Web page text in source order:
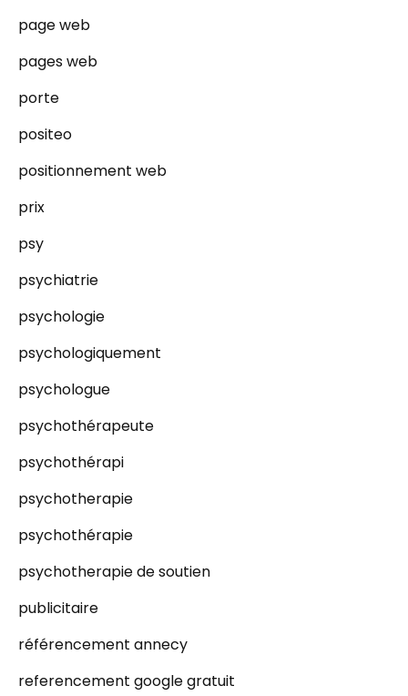
page web
pages web
porte
positeo
positionnement web
prix
psy
psychiatrie
psychologie
psychologiquement
psychologue
psychothérapeute
psychothérapi
psychotherapie
psychothérapie
psychotherapie de soutien
publicitaire
référencement annecy
referencement google gratuit